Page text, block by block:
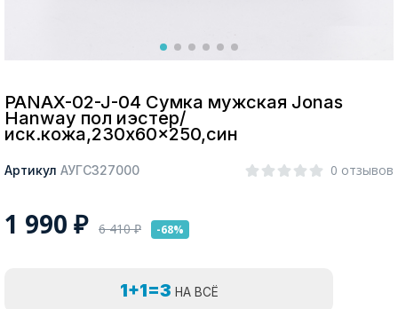
PANAX-02-J-04 Сумка мужская Jonas
Hanway пол иэстер/
иск.кожа,230x60x250,син
Артикул АУГС327000 0 отзывов
1 990 ₽ 6 410₽ -68%
1+1=3 НА ВСЁ